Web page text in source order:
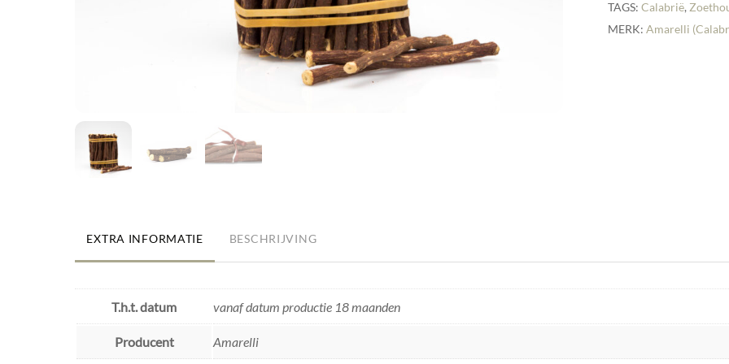
TAGS:Calabrië,
MERK:Amarelli
EXTRA INFORMATIE BESCHRIJVING
T.h.t. datum vanaf datum productie 18 maanden
Producent Amarelli